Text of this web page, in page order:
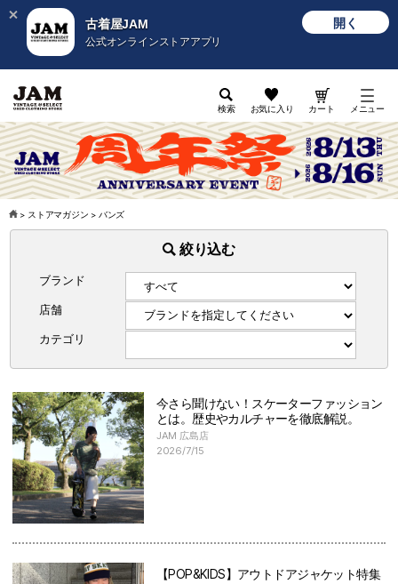
古着屋JAM
公式オンラインストアアプリ
開く
検索 お気に入り カート メニュー
> ストアマガジン > バンズ
絞り込む
ブランド
店舗
カテゴリ
今さら聞けない！スケーターファッション
とは。歴史やカルチャーを徹底解説。
JAM 広島店
2026/7/15
【POP&KIDS】アウトドアジャケット特集